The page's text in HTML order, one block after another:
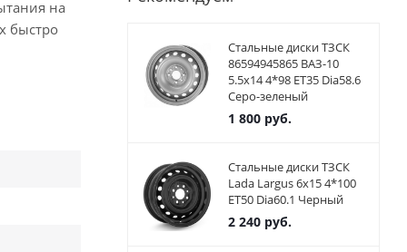
на
быстро
Стальные диски ТЗСК
86594945865 ВАЗ-10
5.5x14 4*98 ET35 Dia58.6
Серо-зеленый
1 800руб.
Стальные диски ТЗСК
Lada Largus 6x15 4*100
ET50 Dia60.1 Черный
2 240руб.